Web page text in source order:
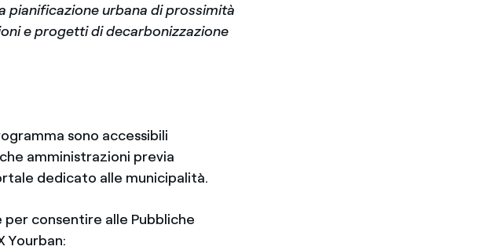
pianificazione urbana di prossimità
e progetti di decarbonizzazione
sono accessibili
amministrazioni previa
dedicato alle municipalità.
consentire alle Pubbliche
Yourban: